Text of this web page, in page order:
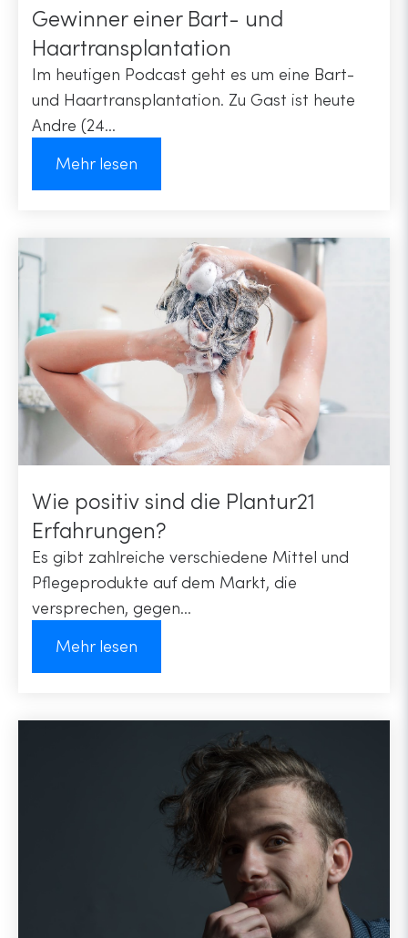
Gewinner einer Bart- und
Haartransplantation
Im heutigen Podcast geht es um eine Bart-
und Haartransplantation. Zu Gast ist heute
Andre (24...
Mehr lesen
Wie positiv sind die Plantur21
Erfahrungen?
Es gibt zahlreiche verschiedene Mittel und
Pflegeprodukte auf dem Markt, die
versprechen, gegen...
Mehr lesen